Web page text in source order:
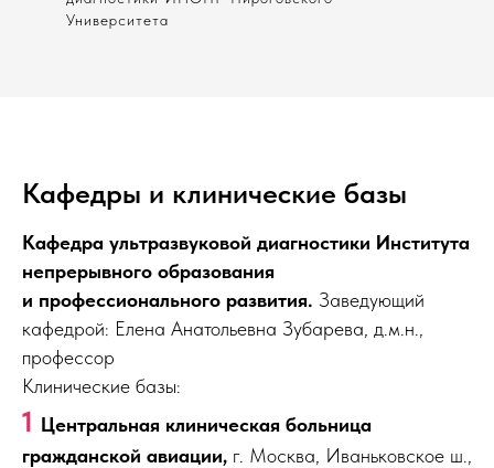
Университета
Кафедры и клинические базы
Кафедра ультразвуковой диагностики Института
непрерывного образования
и профессионального развития. Заведующий
кафедрой: Елена Анатольевна Зубарева, д.м.н.,
профессор
Клинические базы:
1 Центральная клиническая больница
гражданской авиации, г. Москва, Иваньковское ш.,